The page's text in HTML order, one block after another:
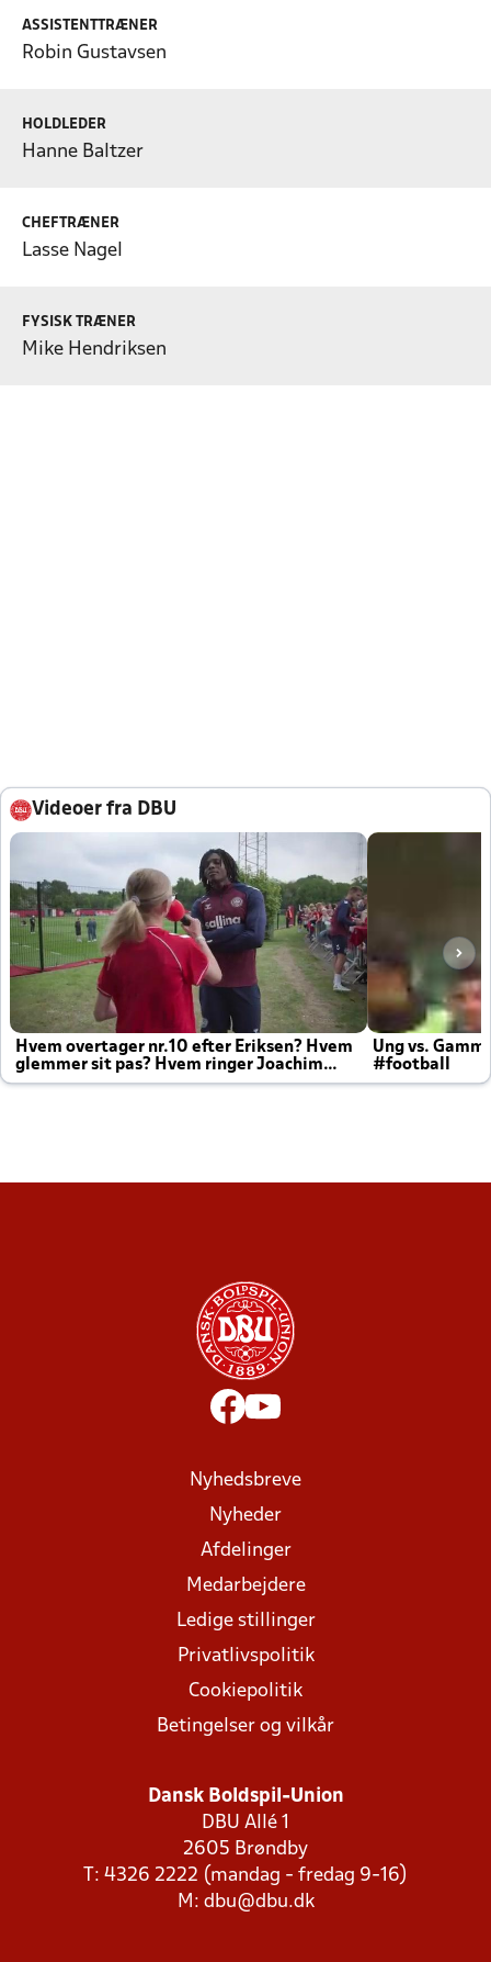
ASSISTENTTRÆNER
Robin Gustavsen
HOLDLEDER
Hanne Baltzer
CHEFTRÆNER
Lasse Nagel
FYSISK TRÆNER
Mike Hendriksen
Videoer fra DBU
Hvem overtager nr.10 efter Eriksen? Hvem
glemmer sit pas? Hvem ringer Joachim
altid til efter kampe?
Ung vs.
#football
Nyhedsbreve
Nyheder
Afdelinger
Medarbejdere
Ledige stillinger
Privatlivspolitik
Cookiepolitik
Betingelser og vilkår
Dansk Boldspil-Union
DBU Allé 1
2605 Brøndby
T: 4326 2222 (mandag - fredag 9-16)
M: dbu@dbu.dk